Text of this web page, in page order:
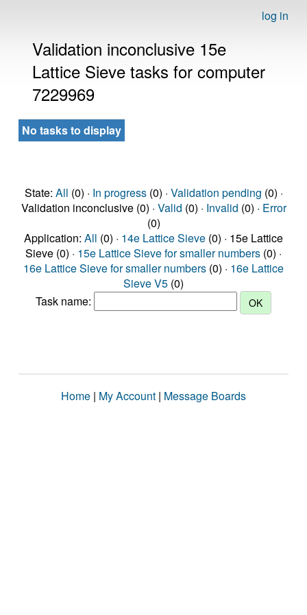
log in
Validation inconclusive 15e
Lattice Sieve tasks for computer
7229969
No tasks to display
State: All (0) · In progress(0) · Validation pending (0) ·
Validation inconclusive (0) · Valid (0) · Invalid (0) · Error
(0)
Application: All (0) · 14e Lattice Sieve (0) · 15e Lattice
Sieve (0) · 15e Lattice Sieve for smaller numbers (0) ·
16e Lattice Sieve for smaller numbers (0) · 16e Lattice
Sieve V5 (0)
Task name:
Home | My Account | Message Boards